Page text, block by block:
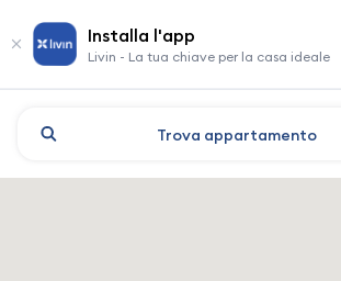
Installa l'app
Livin - La tua chiave per la casa ideale
Trova appartamento
Mogilev: hotel e